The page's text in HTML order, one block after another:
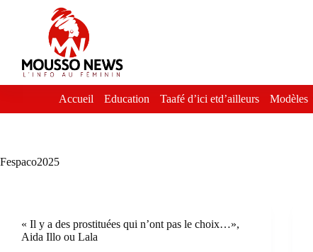
Accueil Education Taafé d’ici etd’ailleurs Modèles
Fespaco2025
« Il y a des prostituées qui n’ont pas le choix…»,
Aida Illo ou Lala